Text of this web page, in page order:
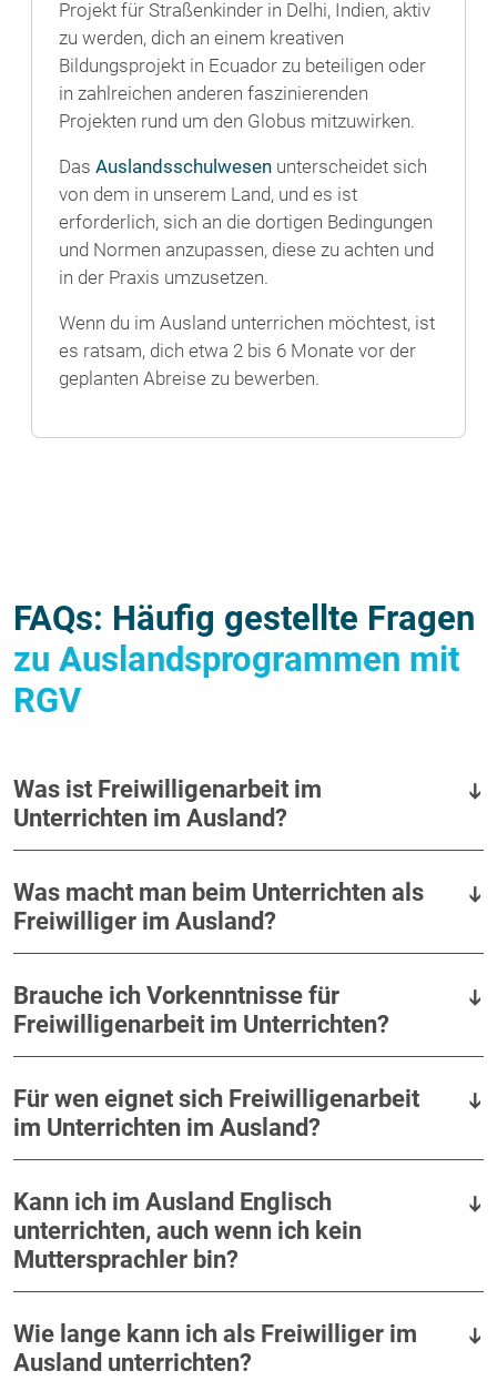
Projekt für Straßenkinder in Delhi, Indien, aktiv
zu werden, dich an einem kreativen
Bildungsprojekt in Ecuador zu beteiligen oder
in zahlreichen anderen faszinierenden
Projekten rund um den Globus mitzuwirken.
Das Auslandsschulwesen unterscheidet sich
von dem in unserem Land, und es ist
erforderlich, sich an die dortigen Bedingungen
und Normen anzupassen, diese zu achten und
in der Praxis umzusetzen.
Wenn du im Ausland unterrichen möchtest, ist
es ratsam, dich etwa 2 bis 6 Monate vor der
geplanten Abreise zu bewerben.
FAQs: Häufig gestellte Fragen
zu Auslandsprogrammen mit
RGV
Was ist Freiwilligenarbeit im
Unterrichten im Ausland?
Was macht man beim Unterrichten als
Freiwilliger im Ausland?
Brauche ich Vorkenntnisse für
Freiwilligenarbeit im Unterrichten?
Für wen eignet sich Freiwilligenarbeit
im Unterrichten im Ausland?
Kann ich im Ausland Englisch
unterrichten, auch wenn ich kein
Muttersprachler bin?
Wie lange kann ich als Freiwilliger im
Ausland unterrichten?